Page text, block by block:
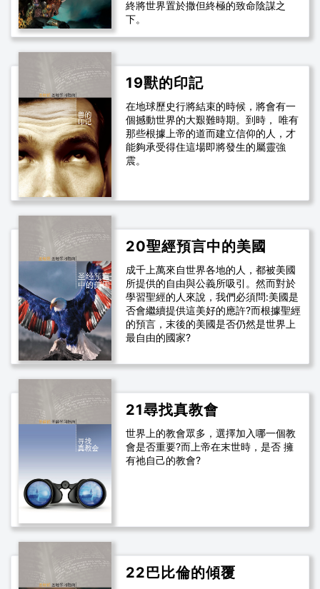
終將世界置於撒但終極的致命陰謀之
下。
19獸的印記
在地球歷史行將結束的時候，將會有一
個撼動世界的大艱難時期。到時， 唯有
那些根據上帝的道而建立信仰的人，才
能夠承受得住這場即將發生的屬靈強
震。
20聖經預言中的美國
成千上萬來自世界各地的人，都被美國
所提供的自由與公義所吸引。然而對於
學習聖經的人來說，我們必須問:美國是
否會繼續提供這美好的應許?而根據聖經
的預言，末後的美國是否仍然是世界上
最自由的國家?
21尋找真教會
世界上的教會眾多，選擇加入哪一個教
會是否重要?而上帝在末世時，是否 擁
有祂自己的教會?
22巴比倫的傾覆